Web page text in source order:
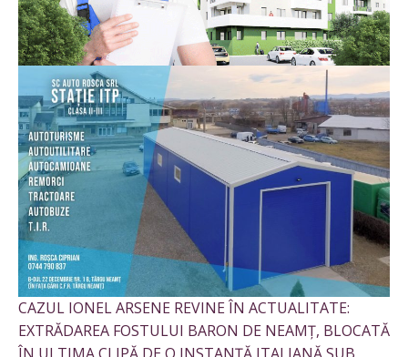
CAZUL IONEL ARSENE REVINE ÎN ACTUALITATE:
EXTRĂDAREA FOSTULUI BARON DE NEAMȚ, BLOCATĂ
ÎN ULTIMA CLIPĂ DE O INSTANȚĂ ITALIANĂ SUB